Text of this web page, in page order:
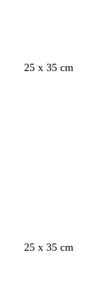
25 x 35 cm
25 x 35 cm